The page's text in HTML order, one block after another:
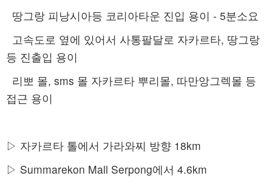
땅그랑 피낭시아등 코리아타운 진입 용이 - 5분소요
고속도로 옆에 있어서 사통팔달로 자카르타, 땅그랑
등 진출입 용이
리뽀 몰, sms 몰 자카르타 뿌리몰, 따만앙그렉몰 등
접근 용이
▷ 자카르타 톨에서 가라와찌 방향 18km
▷ Summarekon Mall Serpong에서 4.6km